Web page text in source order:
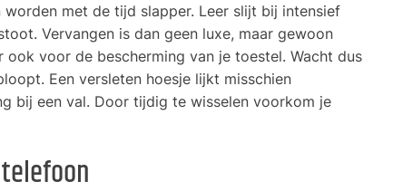
met de tijd slapper. Leer slijt bij intensief
Vervangen is dan geen luxe, maar gewoon
voor de bescherming van je toestel. Wacht dus
Een versleten hoesje lijkt misschien
bij een val. Door tijdig te wisselen voorkom je